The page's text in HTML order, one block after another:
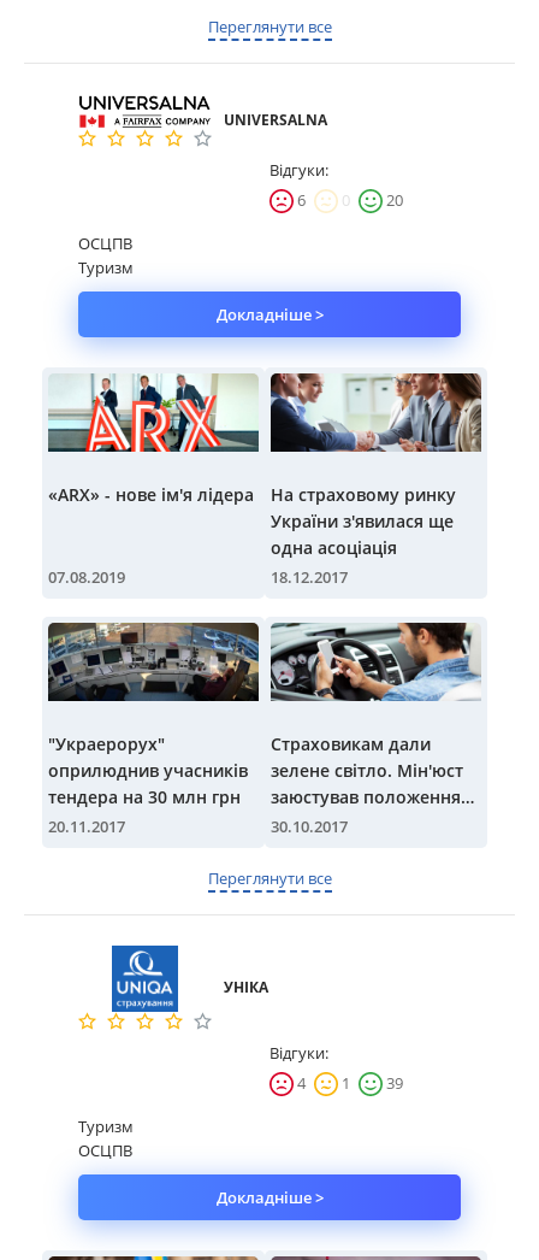
Переглянути все
UNIVERSALNA
Відгуки:
6
0
20
ОСЦПВ
Туризм
Докладніше >
«ARX» - нове ім'я лідера
07.08.2019
На страховому ринку
України з'явилася ще
одна асоціація
18.12.2017
"Украерорух"
оприлюднив учасників
тендера на 30 млн грн
20.11.2017
Страховикам дали
зелене світло. Мін'юст
заюстував положення
про електронний поліс
30.10.2017
Переглянути все
УНІКА
Відгуки:
4
1
39
Туризм
ОСЦПВ
Докладніше >